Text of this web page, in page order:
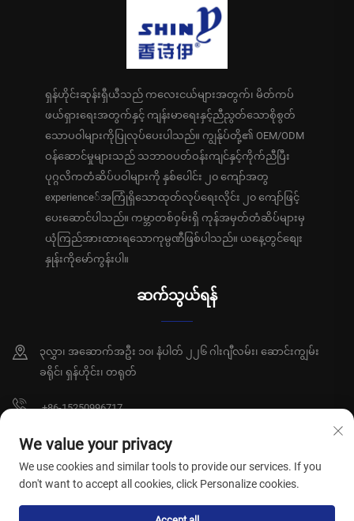
ရှန်ဟိုင်းဆုန်းရှီယီသည် ကလေးငယ်များအတွက်၊ မိတ်ကပ်
ဖယ်ရှားရေးအတွက်နှင့် ကျန်းမာရေးနှင့်ညီညွတ်သောစိုစွတ်
သောပဝါများကိုပြုလုပ်ပေးပါသည်။ ကျွန်ုပ်တို့၏ OEM/ODM
ဝန်ဆောင်မှုများသည် သဘာဝပတ်ဝန်းကျင်နှင့်ကိုက်ညီပြီး
ပုဂ္ဂလိကတံဆိပ်ပဝါများကို နှစ်ပေါင်း ၂၀ ကျော်အတွ
experience်အကြုံရှိသောထုတ်လုပ်ရေးလိုင်း ၂၀ ကျော်ဖြင့်
ပေးဆောင်ပါသည်။ ကမ္ဘာတစ်ဝှမ်းရှိ ကုန်အမှတ်တံဆိပ်များမှ
ယုံကြည်အားထားရသောကုမ္ပဏီဖြစ်ပါသည်။ ယနေ့တွင်စျေး
နှုန်းကိုမော်ကွန်းပါ။
ဆက်သွယ်ရန်
၃လွှာ၊ အဆောက်အဦး ၁၀၊ နံပါတ် ၂၂၆ ဂါးဂျီလမ်း၊ ဆောင်းကျွမ်း
ခရိုင်၊ ရှန်ဟိုင်း၊ တရုတ်
+86-15250996717
[email protected]
မူပိုင်ခွင့် © ရှန်ဟိုင်း ဆွန်းရှီယီ ကျန်းမာရေးထုတ်ကုန်များကုမ္ပဏီလီမိတက်၊ မူပိုင်ခွင့်
We value your privacy
We use cookies and similar tools to provide our services. If you
don't want to accept all cookies, click Personalize cookies.